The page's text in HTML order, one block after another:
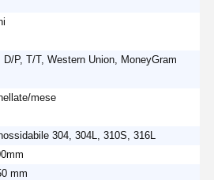
D/P, T/T, Western Union, MoneyGram
mese
304, 304L, 310S, 316L
mm